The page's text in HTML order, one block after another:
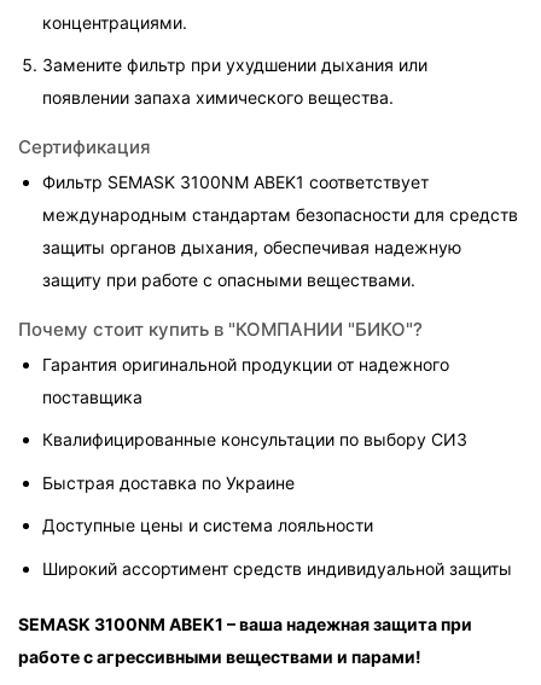
концентрациями.
Замените фильтр при ухудшении дыхания или
появлении запаха химического вещества.
Сертификация
Фильтр SEMASK 3100NM ABEK1 соответствует
международным стандартам безопасности для средств
защиты органов дыхания, обеспечивая надежную
защиту при работе с опасными веществами.
Почему стоит купить в "КОМПАНИИ "БИКО"?
Гарантия оригинальной продукции от надежного
поставщика
Квалифицированные консультации по выбору СИЗ
Быстрая доставка по Украине
Доступные цены и система лояльности
Широкий ассортимент средств индивидуальной защиты
SEMASK 3100NM ABEK1 – ваша надежная защита при
работе с агрессивными веществами и парами!